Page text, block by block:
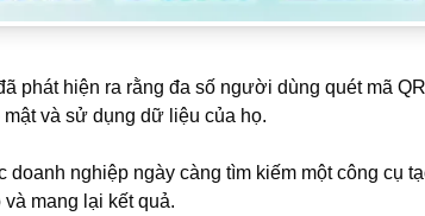
phát hiện ra rằng đa số người dùng quét mã
và sử dụng dữ liệu của họ.
nghiệp ngày càng tìm kiếm một công cụ
mang lại kết quả.